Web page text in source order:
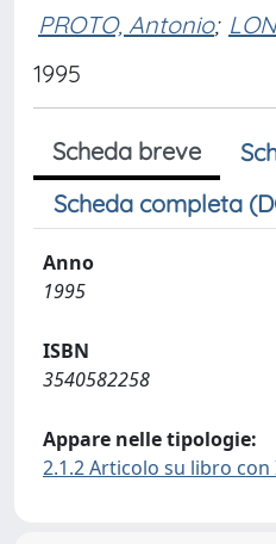
PROTO, Antonio;
1995
Scheda breve
Scheda completa
Anno
1995
ISBN
3540582258
Appare nelle tipologie:
2.1.2 Articolo su libro con